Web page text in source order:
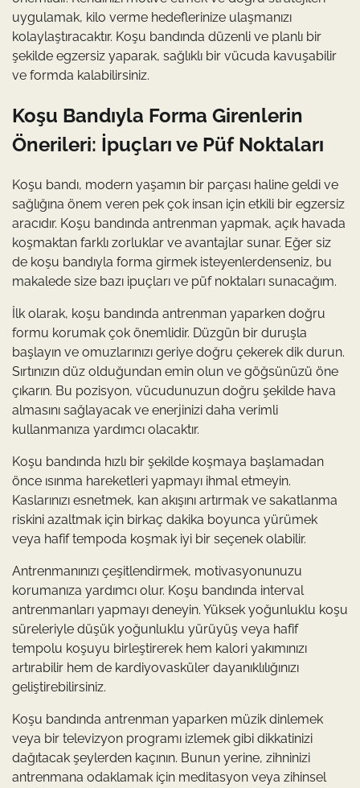
uygulamak, kilo verme hedeflerinize ulaşmanızı
kolaylaştıracaktır. Koşu bandında düzenli ve planlı bir
şekilde egzersiz yaparak, sağlıklı bir vücuda kavuşabilir
ve formda kalabilirsiniz.
Koşu Bandıyla Forma Girenlerin
Önerileri: İpuçları ve Püf Noktaları
Koşu bandı, modern yaşamın bir parçası haline geldi ve
sağlığına önem veren pek çok insan için etkili bir egzersiz
aracıdır. Koşu bandında antrenman yapmak, açık havada
koşmaktan farklı zorluklar ve avantajlar sunar. Eğer siz
de koşu bandıyla forma girmek isteyenlerdenseniz, bu
makalede size bazı ipuçları ve püf noktaları sunacağım.
İlk olarak, koşu bandında antrenman yaparken doğru
formu korumak çok önemlidir. Düzgün bir duruşla
başlayın ve omuzlarınızı geriye doğru çekerek dik durun.
Sırtınızın düz olduğundan emin olun ve göğsünüzü öne
çıkarın. Bu pozisyon, vücudunuzun doğru şekilde hava
almasını sağlayacak ve enerjinizi daha verimli
kullanmanıza yardımcı olacaktır.
Koşu bandında hızlı bir şekilde koşmaya başlamadan
önce ısınma hareketleri yapmayı ihmal etmeyin.
Kaslarınızı esnetmek, kan akışını artırmak ve sakatlanma
riskini azaltmak için birkaç dakika boyunca yürümek
veya hafif tempoda koşmak iyi bir seçenek olabilir.
Antrenmanınızı çeşitlendirmek, motivasyonunuzu
korumanıza yardımcı olur. Koşu bandında interval
antrenmanları yapmayı deneyin. Yüksek yoğunluklu koşu
süreleriyle düşük yoğunluklu yürüyüş veya hafif
tempolu koşuyu birleştirerek hem kalori yakımınızı
artırabilir hem de kardiyovasküler dayanıklılığınızı
geliştirebilirsiniz.
Koşu bandında antrenman yaparken müzik dinlemek
veya bir televizyon programı izlemek gibi dikkatinizi
dağıtacak şeylerden kaçının. Bunun yerine, zihninizi
antrenmana odaklamak için meditasyon veya zihinsel